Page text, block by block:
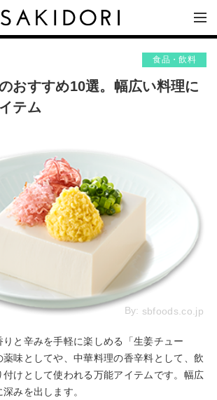
食品・飲料
おすすめ10選。幅広い料理に
テム
By: sbfoods.co.jp
と辛みを手軽に楽しめる「生姜チュー
味としてや、中華料理の香辛料として、飲
けとして使われる万能アイテムです。幅広
みを出します。